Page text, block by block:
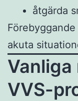
åtgärda
akuta
VVS-